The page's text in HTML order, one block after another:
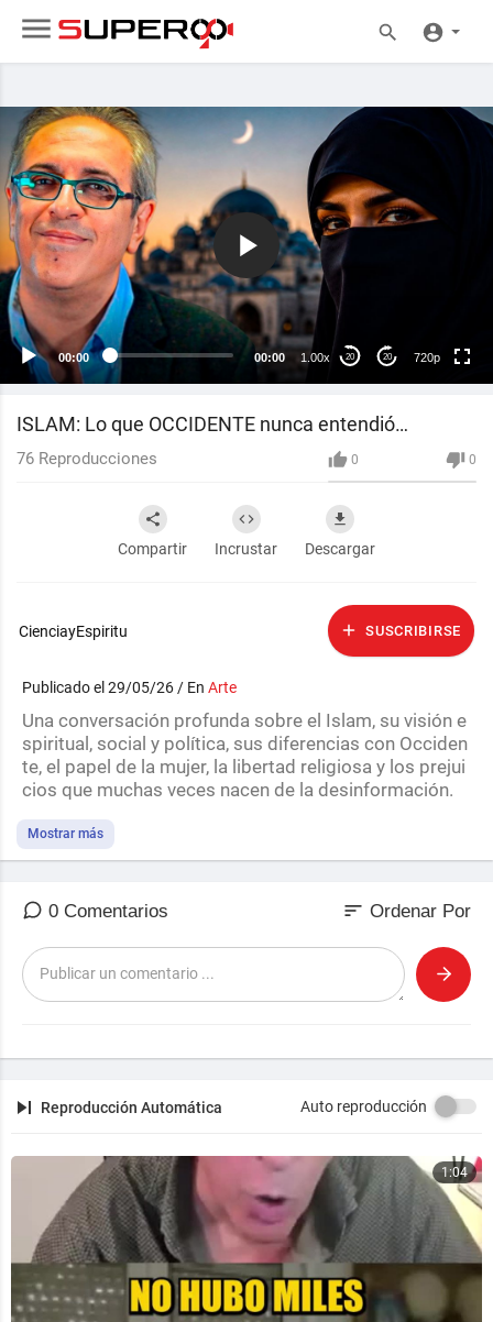
00:00 00:00 1.00x 20 20 720p
ISLAM: Lo que OCCIDENTE nunca entendió…
0 0
76 Reproducciones
Compartir Incrustar Descargar
CienciayEspiritu SUSCRIBIRSE
Publicado el 29/05/26 / En Arte
⁣Una conversación profunda sobre el Islam, su visión e
spiritual, social y política, sus diferencias con Occiden
te, el papel de la mujer, la libertad religiosa y los prejui
cios que muchas veces nacen de la desinformación.
Una charla para escuchar otra mirada, cuestionar idea
s instaladas y entender mejor una de las religiones má
Mostrar más
0 Comentarios sort Ordenar Por
Reproducción Automática Auto reproducción
1:04